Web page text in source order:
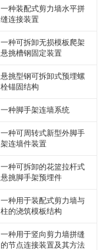
一种装配式剪力墙水平拼
缝连接装置
一种可拆卸无损模板爬架
悬挑槽钢固定装置
悬挑型钢可拆卸式预埋螺
栓锚固结构
一种脚手架连墙系统
一种可周转式新型外脚手
架连墙件装置
一种可拆卸的花篮拉杆式
悬挑脚手架预埋件
一种用于装配式剪力墙与
柱的浇筑模板结构
一种用于竖向剪力墙拼缝
的节点连接装置及其方法